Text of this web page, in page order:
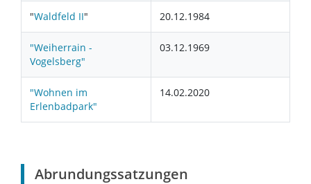
"Waldfeld II" 20.12.1984
"Weiherrain -
Vogelsberg"
03.12.1969
"Wohnen im
Erlenbadpark"
14.02.2020
Abrundungssatzungen